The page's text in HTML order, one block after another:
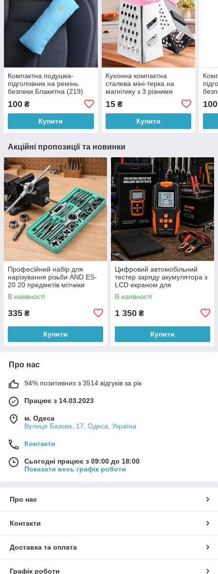
Компактна подушка-
підголовник на ремінь
безпеки Блакитна (219)
100 ₴
Купити
Кухонна компактна
сталева міні-терка на
магнітику з 3 різними
сторонами 7,5 см Рожевий
(YAB)
15₴
Купити
100
Акційні пропозиції та новинки
Професійний набір для
нарізування різьби AND ES-
20 20 предметів мітчики
плашки у кейсі (X05/4377)
В наявності
335 ₴
Купити
Цифровий автомобільний
тестер заряду акумулятора з
LCD екраном для
вимірювання E-FAST TK-100
26X-313 (509/5076)
В наявності
1 350 ₴
Купити
Про нас
94% позитивних з 3514 відгуків за рік
Працює з 14.03.2023
м. Одеса
Вулиця Базова, 17, Одеса, Україна
Контакти
Сьогодні працює з 09:00 до 18:00
Показати весь графік роботи
Про нас
Контакти
Доставка та оплата
Графік роботи